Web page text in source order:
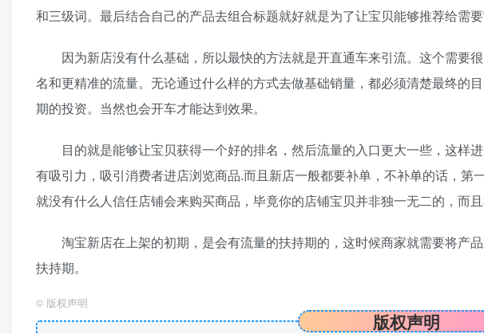
和三级词。最后结合自己的产品去组合标题就好就是为了让宝贝能够推荐给需要
因为新店没有什么基础，所以最快的方法就是开直通车来引流。这个需要
名和更精准的流量。无论通过什么样的方式去做基础销量，都必须清楚最终的
期的投资。当然也会开车才能达到效果。
目的就是能够让宝贝获得一个好的排名，然后流量的入口更大一些，这样
有吸引力，吸引消费者进店浏览商品.而且新店一般都要补单，不补单的话，第
就没有什么人信任店铺会来购买商品，毕竟你的店铺宝贝并非独一无二的，而且
淘宝新店在上架的初期，是会有流量的扶持期的，这时候商家就需要将产
扶持期。
© 版权声明
版权声明